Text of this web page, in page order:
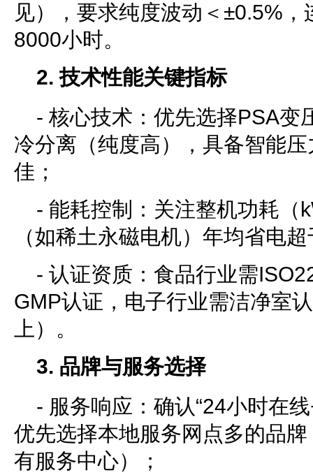
见），要求纯度波动＜±0.5%
8000小时。
2. 技术性能关键指标
- 核心技术：优先选择PSA变
冷分离（纯度高），具备智能
佳；
- 能耗控制：关注整机功耗（
（如稀土永磁电机）年均省电
- 认证资质：食品行业需
GMP认证，电子行业需洁净室
上）。
3. 品牌与服务选择
- 服务响应：确认“24小时在
优先选择本地服务网点多的品
有服务中心）；